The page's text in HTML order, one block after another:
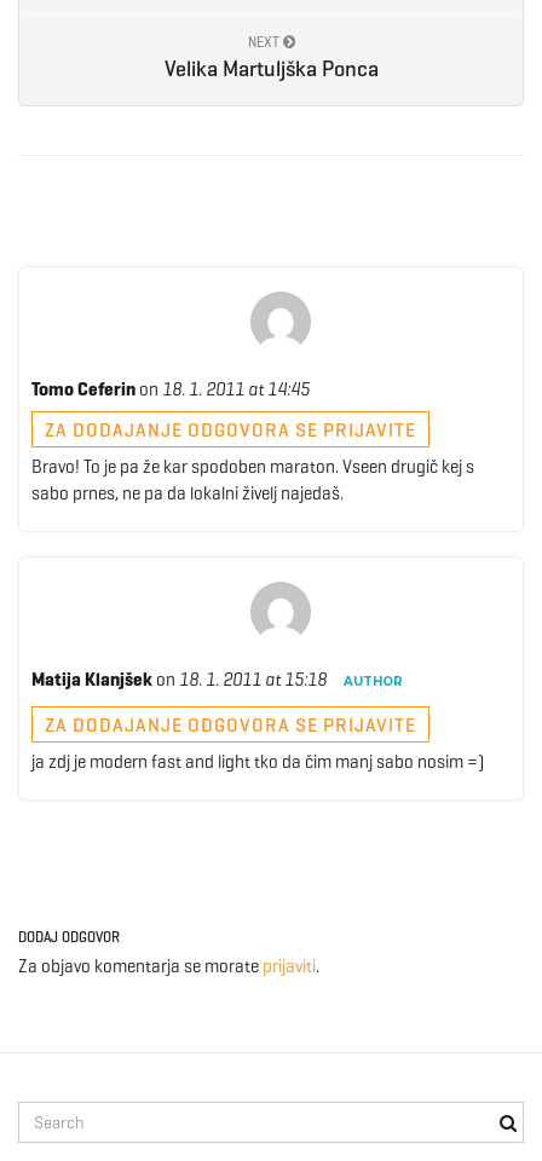
NEXT
Velika Martuljška Ponca
Tomo Ceferin on 18. 1. 2011 at 14:45
ZA DODAJANJE ODGOVORA SE PRIJAVITE
Bravo! To je pa že kar spodoben maraton. Vseen drugič kej s
sabo prnes, ne pa da lokalni živelj najedaš.
Matija Klanjšek on 18. 1. 2011 at 15:18 AUTHOR
ZA DODAJANJE ODGOVORA SE PRIJAVITE
ja zdj je modern fast and light tko da čim manj sabo nosim =)
DODAJ ODGOVOR
Za objavo komentarja se morate prijaviti.
e